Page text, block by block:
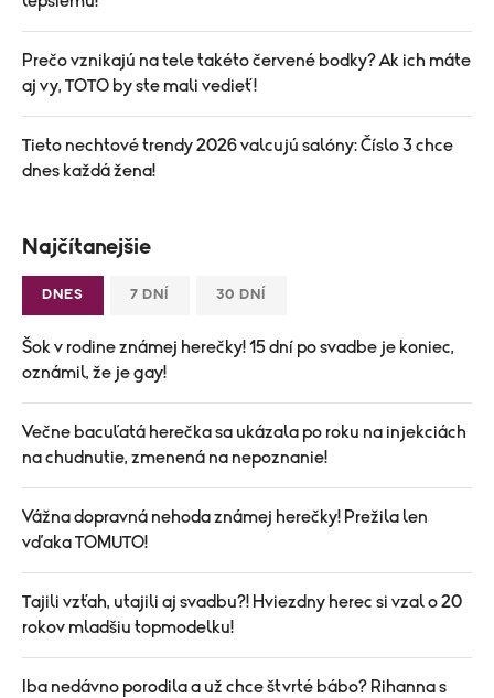
Prečo vznikajú na tele takéto červené bodky? Ak ich máte
aj vy, TOTO by ste mali vedieť!
Tieto nechtové trendy 2026 valcujú salóny: Číslo 3 chce
dnes každá žena!
Najčítanejšie
DNES 7 DNÍ 30 DNÍ
Šok v rodine známej herečky! 15 dní po svadbe je koniec,
oznámil, že je gay!
Večne bacuľatá herečka sa ukázala po roku na injekciách
na chudnutie, zmenená na nepoznanie!
Vážna dopravná nehoda známej herečky! Prežila len
vďaka TOMUTO!
Tajili vzťah, utajili aj svadbu?! Hviezdny herec si vzal o 20
rokov mladšiu topmodelku!
Iba nedávno porodila a už chce štvrté bábo? Rihanna s